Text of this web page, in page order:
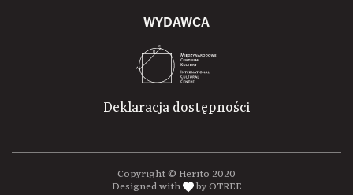
WYDAWCA
Deklaracja dostępności
Copyright © Herito 2020
Designed with
by OTREE